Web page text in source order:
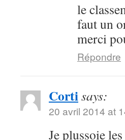
le
faut un
merci
Répondre
Cortisays:
20 avril 2014 at
Je plussoie